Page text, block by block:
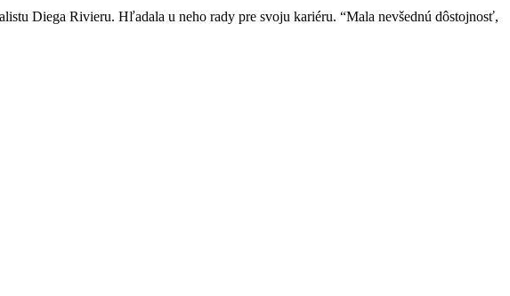
Diega Rivieru. Hľadala u neho rady pre svoju kariéru. “Mala nevšednú dôstojnosť,